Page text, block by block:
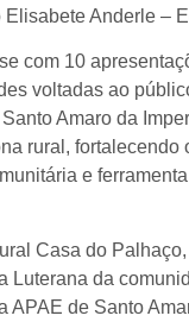
Anderle –
com 10
voltadas ao
Amaro da
rural, fortalecendo
e
Casa do
Luterana da
de Santo